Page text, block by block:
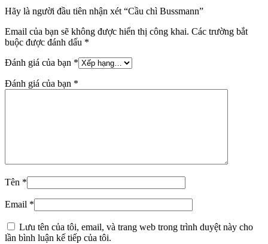
Hãy là người đầu tiên nhận xét “Cầu chì Bussmann”
Email của bạn sẽ không được hiển thị công khai. Các trường bắt
buộc được đánh dấu *
Đánh giá của bạn *
Đánh giá của bạn *
Tên *
Email *
Lưu tên của tôi, email, và trang web trong trình duyệt này cho
lần bình luận kế tiếp của tôi.